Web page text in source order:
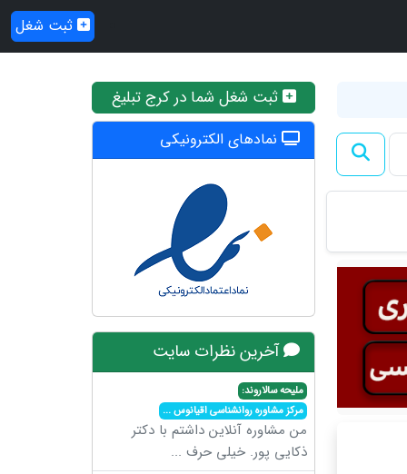
ثبت شغل
ثبت شغل شما در کرج تبلیغ
نمادهای الکترونیکی
آخرین نظرات سایت
ملیحه سالاروند:
مرکز مشاوره روانشناسی اقیانوس...
من مشاوره آنلاین داشتم با دکتر
ذکایی پور. خیلی حرف ...